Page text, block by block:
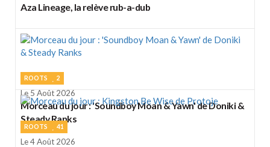
Aza Lineage, la relève rub-a-dub
ROOTS 2
Le 5 Août 2026
Morceau du jour : 'Soundboy Moan & Yawn' de Doniki &
Steady Ranks
ROOTS 41
Le 4 Août 2026